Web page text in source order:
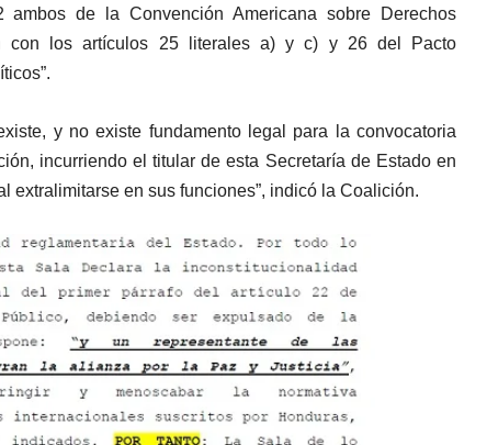
de la Convención Americana sobre Derechos
con los artículos 25 literales a) y c) y 26 del Pacto
y no existe fundamento legal para la convocatoria
incurriendo el titular de esta Secretaría de Estado en
extralimitarse en sus funciones”, indicó la Coalición.